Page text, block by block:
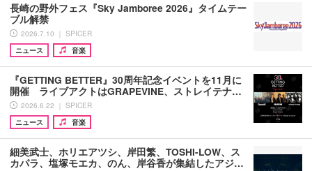
長崎の野外フェス『Sky Jamboree 2026』タイムテー
ブル解禁
2026.7.10 ｜ SPICER
ニュース
音楽
『GETTiNG BETTER』30周年記念イベントを11月に
開催 ライブアクトはGRAPEVINE、ストレイテナ…
2026.6.22 ｜ SPICER
ニュース
音楽
細美武士、ホリエアツシ、岸田繁、TOSHI-LOW、ス
カパラ、塩塚モエカ、のん、岸谷香が集結したアジ…